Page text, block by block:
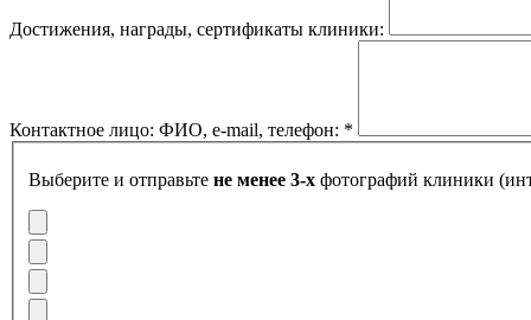
Достижения, награды, сертификаты клиники:
Контактное лицо: ФИО, e-mail, телефон: *
Выберите и отправьте не менее 3-х фотографий клиники